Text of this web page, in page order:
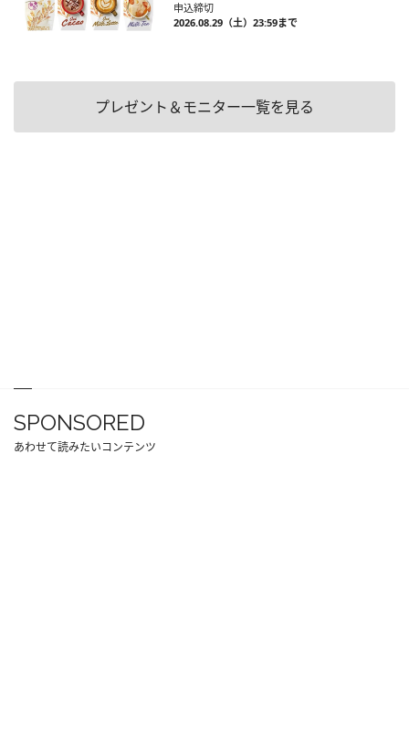
申込締切
2026.08.29（土）23:59まで
プレゼント＆モニター一覧を見る
SPONSORED
あわせて読みたいコンテンツ